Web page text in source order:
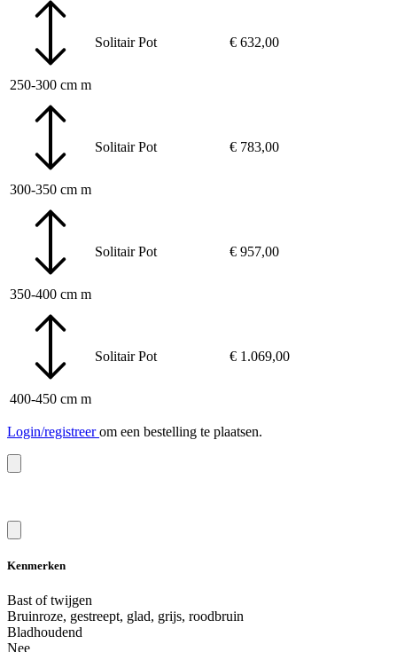
250-300 cm m
Solitair Pot € 632,00
300-350 cm m
Solitair Pot € 783,00
350-400 cm m
Solitair Pot € 957,00
400-450 cm m
Solitair Pot € 1.069,00
Login/registreerom een bestelling te plaatsen.
Kenmerken
Bast of twijgen
Bruinroze, gestreept, glad, grijs, roodbruin
Bladhoudend
Nee